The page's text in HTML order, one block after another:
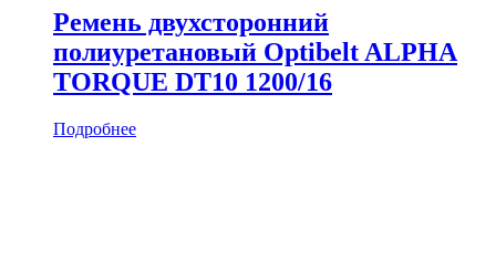
Ремень двухсторонний
полиуретановый Optibelt ALPHA
TORQUE DT10 1200/16
Подробнее